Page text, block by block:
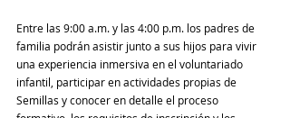
Entre las 9:00 a.m. y las 4:00 p.m. los padres de
familia podrán asistir junto a sus hijos para vivir
una experiencia inmersiva en el voluntariado
infantil, participar en actividades propias de
Semillas y conocer en detalle el proceso